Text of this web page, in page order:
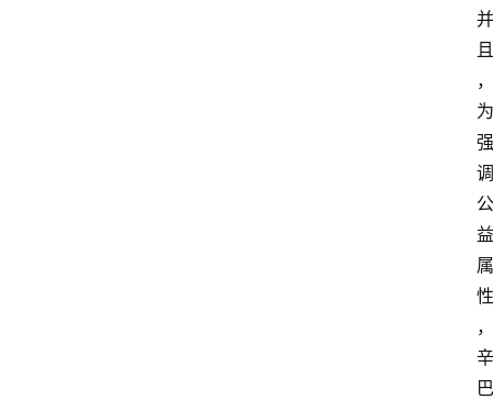
并
且
，
为
强
调
公
益
属
性
，
辛
巴